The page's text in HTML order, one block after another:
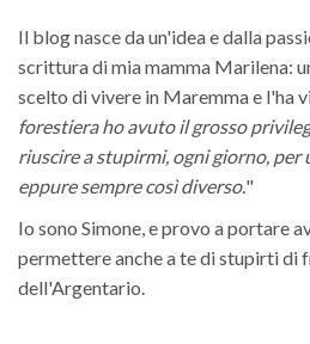
Il blog nasce da un'idea e dalla
scrittura di mia mamma Marilena:
scelto di vivere in Maremma e l'ha
forestiera ho avuto il grosso
riuscire a stupirmi, ogni giorno, per
eppure sempre così diverso."
Io sono Simone, e provo a portare
permettere anche a te di stupirti di
dell'Argentario.